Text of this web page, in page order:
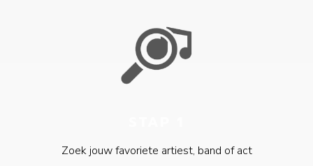
Zoek jouw favoriete artiest, band of act